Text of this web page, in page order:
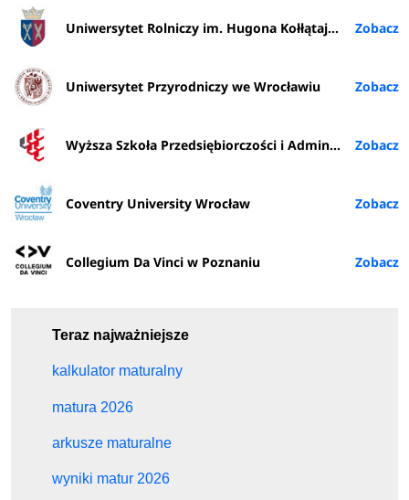
Uniwersytet Rolniczy im. Hugona Kołłątaja w Krakowie
Uniwersytet Przyrodniczy we Wrocławiu
Wyższa Szkoła Przedsiębiorczości i Administracji w Lublinie
Coventry University Wrocław
Collegium Da Vinci w Poznaniu
Teraz najważniejsze
kalkulator maturalny
matura 2026
arkusze maturalne
wyniki matur 2026